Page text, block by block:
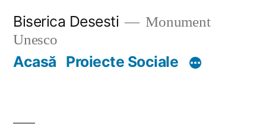
content
Biserica Desesti
Monument
Unesco
Acasă Proiecte Sociale